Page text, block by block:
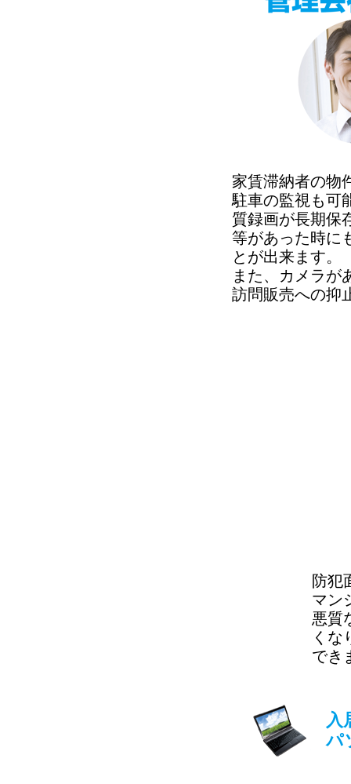
家賃滞納者の物
駐車の監視も可
質録画が長期保
等があった時に
とが出来ます。
また、カメラが
訪問販売への抑
防犯
マン
悪質
くな
でき
入
パ